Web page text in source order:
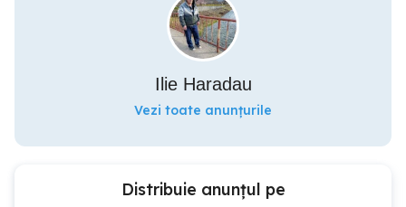
Ilie Haradau
Vezi toate anunțurile
Distribuie anunțul pe